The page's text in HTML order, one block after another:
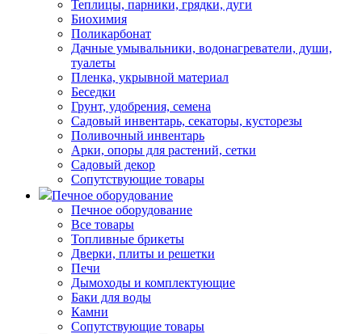
Теплицы, парники, грядки, дуги
Биохимия
Поликарбонат
Дачные умывальники, водонагреватели, души,
туалеты
Пленка, укрывной материал
Беседки
Грунт, удобрения, семена
Садовый инвентарь, секаторы, кусторезы
Поливочный инвентарь
Арки, опоры для растений, сетки
Садовый декор
Сопутствующие товары
Печное оборудование
Печное оборудование
Все товары
Топливные брикеты
Дверки, плиты и решетки
Печи
Дымоходы и комплектующие
Баки для воды
Камни
Сопутствующие товары